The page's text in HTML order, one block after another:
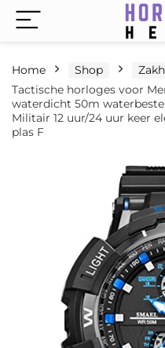
Home Shop
Tactische horloges voor
waterdicht 50m
Militair 12 uur/24 uur keer
plas F